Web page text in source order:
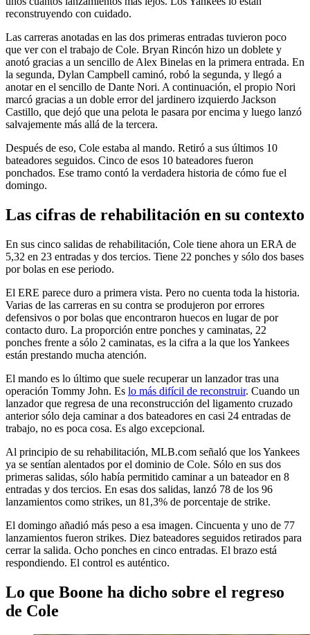
reconstruyendo con cuidado.
Las carreras anotadas en las dos primeras entradas tuvieron poco
que ver con el trabajo de Cole. Bryan Rincón hizo un doblete y
anotó gracias a un sencillo de Alex Binelas en la primera entrada. En
la segunda, Dylan Campbell caminó, robó la segunda, y llegó a
anotar en el sencillo de Dante Nori. A continuación, el propio Nori
marcó gracias a un doble error del jardinero izquierdo Jackson
Castillo, que dejó que una pelota le pasara por encima y luego lanzó
salvajemente más allá de la tercera.
Después de eso, Cole estaba al mando. Retiró a sus últimos 10
bateadores seguidos. Cinco de esos 10 bateadores fueron
ponchados. Ese tramo contó la verdadera historia de cómo fue el
domingo.
Las cifras de rehabilitación en su contexto
En sus cinco salidas de rehabilitación, Cole tiene ahora un ERA de
5,32 en 23 entradas y dos tercios. Tiene 22 ponches y sólo dos bases
por bolas en ese periodo.
El ERE parece duro a primera vista. Pero no cuenta toda la historia.
Varias de las carreras en su contra se produjeron por errores
defensivos o por bolas que encontraron huecos en lugar de por
contacto duro. La proporción entre ponches y caminatas, 22
ponches frente a sólo 2 caminatas, es la cifra a la que los Yankees
están prestando mucha atención.
El mando es lo último que suele recuperar un lanzador tras una
operación Tommy John. Es lo más difícil de reconstruir. Cuando un
lanzador que regresa de una reconstrucción del ligamento cruzado
anterior sólo deja caminar a dos bateadores en casi 24 entradas de
trabajo, no es poca cosa. Es algo excepcional.
Al principio de su rehabilitación, MLB.com señaló que los Yankees
ya se sentían alentados por el dominio de Cole. Sólo en sus dos
primeras salidas, sólo había permitido caminar a un bateador en 8
entradas y dos tercios. En esas dos salidas, lanzó 78 de los 96
lanzamientos como strikes, un 81,3% de porcentaje de strike.
El domingo añadió más peso a esa imagen. Cincuenta y uno de 77
lanzamientos fueron strikes. Diez bateadores seguidos retirados para
cerrar la salida. Ocho ponches en cinco entradas. El brazo está
respondiendo. El control es auténtico.
Lo que Boone ha dicho sobre el regreso
de Cole